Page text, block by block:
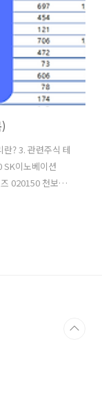
? 3. 관련주식 테
SK이노베이션
020150 천보
장 이해 최근 주
니다. 화학 에너